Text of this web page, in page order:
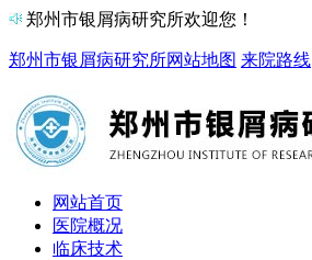
郑州市银屑病研究所欢迎您！
郑州市银屑病研究所网站地图 来院路线
网站首页
医院概况
临床技术